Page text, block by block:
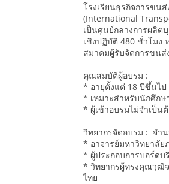
โรงเรียนธุรกิจการขน
(International
เป็นศูนย์กลางการผลิต
เชิงปฏิบัติ 480 ชั่วโมง
สมาคมผู้รับจัดการขนส่
คุณสมบัติผู้อบรม :
* อายุตั้งแต่ 18 ปีขึ้นไป
* เหมาะสำหรับนักศึกษ
* ผู้เข้าอบรมไม่จำเป็
วิทยากรจัดอบรม : จำ
* อาจารย์มหาวิทยาลัย
* ผู้ประกอบการบอร์ดบ
* วิทยากรผู้ทรงคุณวุฒิ
ไทย